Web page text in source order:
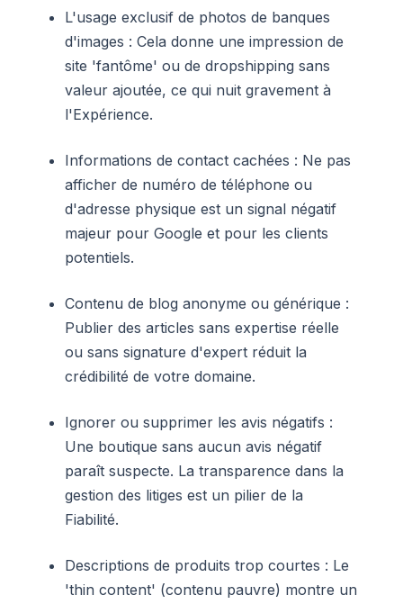
L'usage exclusif de photos de banques
d'images : Cela donne une impression de
site 'fantôme' ou de dropshipping sans
valeur ajoutée, ce qui nuit gravement à
l'Expérience.
Informations de contact cachées : Ne pas
afficher de numéro de téléphone ou
d'adresse physique est un signal négatif
majeur pour Google et pour les clients
potentiels.
Contenu de blog anonyme ou générique :
Publier des articles sans expertise réelle
ou sans signature d'expert réduit la
crédibilité de votre domaine.
Ignorer ou supprimer les avis négatifs :
Une boutique sans aucun avis négatif
paraît suspecte. La transparence dans la
gestion des litiges est un pilier de la
Fiabilité.
Descriptions de produits trop courtes : Le
'thin content' (contenu pauvre) montre un